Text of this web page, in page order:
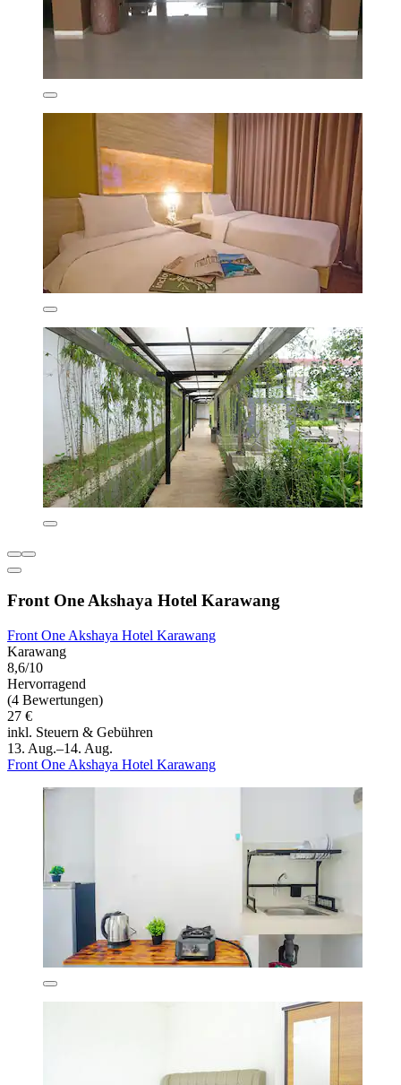
Front One Akshaya Hotel Karawang
Front One Akshaya Hotel Karawang
Karawang
8,6/10
Hervorragend
(4 Bewertungen)
27 €
inkl. Steuern & Gebühren
13. Aug.–14. Aug.
Front One Akshaya Hotel Karawang